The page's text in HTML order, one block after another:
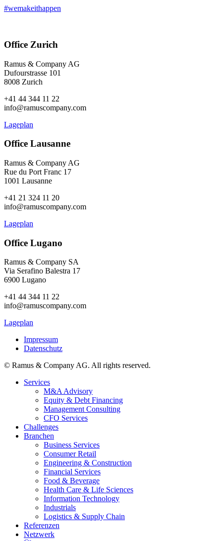
#wemakeithappen
Office Zurich
Ramus & Company AG
Dufourstrasse 101
8008 Zurich
+41 44 344 11 22
info@ramuscompany.com
Lageplan
Office Lausanne
Ramus & Company AG
Rue du Port Franc 17
1001 Lausanne
+41 21 324 11 20
info@ramuscompany.com
Lageplan
Office Lugano
Ramus & Company SA
Via Serafino Balestra 17
6900 Lugano
+41 44 344 11 22
info@ramuscompany.com
Lageplan
Impressum
Datenschutz
© Ramus & Company AG. All rights reserved.
Services
M&A Advisory
Equity & Debt Financing
Management Consulting
CFO Services
Challenges
Branchen
Business Services
Consumer Retail
Engineering & Construction
Financial Services
Food & Beverage
Health Care & Life Sciences
Information Technology
Industrials
Logistics & Supply Chain
Referenzen
Netzwerk